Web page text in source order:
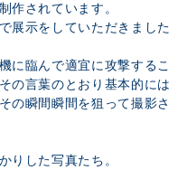
作されています。
展示をしていただきました
に臨んで適宜に攻撃するこ
の言葉のとおり基本的には
の瞬間瞬間を狙って撮影さ
りした写真たち。